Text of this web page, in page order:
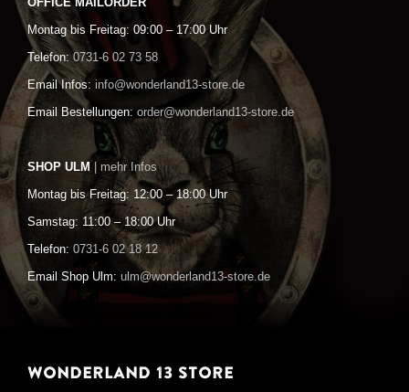
Montag bis Freitag: 09:00 – 17:00 Uhr
Telefon: 0731-6 02 73 58
Email Infos: info@wonderland13-store.de
Email Bestellungen: order@wonderland13-store.de
SHOP ULM | mehr Infos
Montag bis Freitag: 12:00 – 18:00 Uhr
Samstag: 11:00 – 18:00 Uhr
Telefon: 0731-6 02 18 12
Email Shop Ulm: ulm@wonderland13-store.de
WONDERLAND 13 STORE